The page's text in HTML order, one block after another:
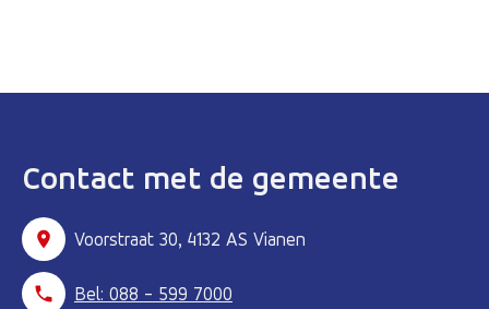
Contact met de gemeente
Voorstraat 30, 4132 AS Vianen
Bel: 088 - 599 7000